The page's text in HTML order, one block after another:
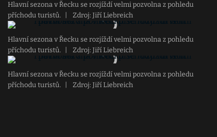
Hlavní sezona v Řecku se rozjíždí velmi pozvolna z pohledu
příchodu turistů.
Zdroj: Jiří Liebreich
Hlavní sezona v Řecku se rozjíždí velmi pozvolna z pohledu
příchodu turistů.
Zdroj: Jiří Liebreich
Hlavní sezona v Řecku se rozjíždí velmi pozvolna z pohledu
příchodu turistů.
Zdroj: Jiří Liebreich